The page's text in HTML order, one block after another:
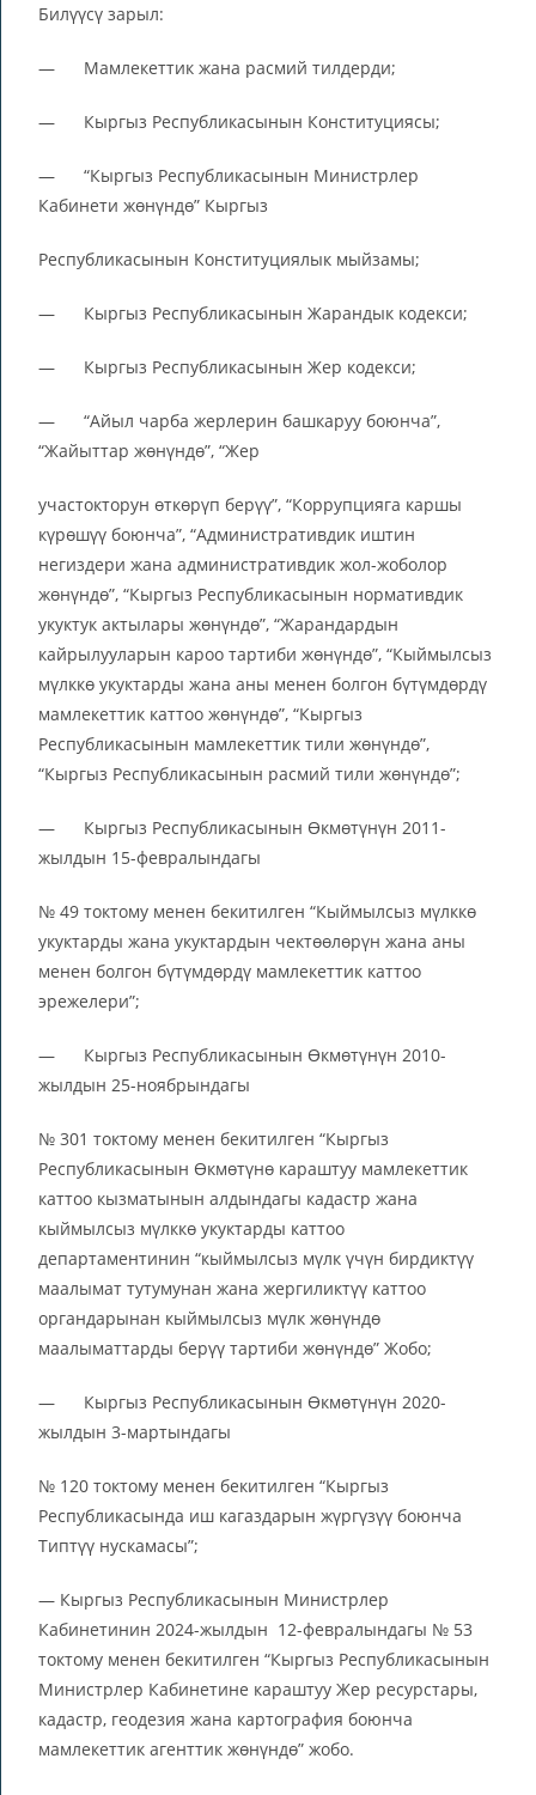
Билүүсү зарыл:
— Мамлекеттик жана расмий тилдерди;
— Кыргыз Республикасынын Конституциясы;
— “Кыргыз Республикасынын Министрлер
Кабинети жөнүндө” Кыргыз
Республикасынын Конституциялык мыйзамы;
— Кыргыз Республикасынын Жарандык кодекси;
— Кыргыз Республикасынын Жер кодекси;
— “Айыл чарба жерлерин башкаруу боюнча”,
“Жайыттар жөнүндө”, “Жер
участокторун өткөрүп берүү”, “Коррупцияга каршы
күрөшүү боюнча”, “Административдик иштин
негиздери жана административдик жол-жоболор
жөнүндө”, “Кыргыз Республикасынын нормативдик
укуктук актылары жөнүндө”, “Жарандардын
кайрылууларын кароо тартиби жөнүндө”, “Кыймылсыз
мүлккө укуктарды жана аны менен болгон бүтүмдөрдү
мамлекеттик каттоо жөнүндө”, “Кыргыз
Республикасынын мамлекеттик тили жөнүндө”,
“Кыргыз Республикасынын расмий тили жөнүндө”;
— Кыргыз Республикасынын Өкмөтүнүн 2011-
жылдын 15-февралындагы
№ 49 токтому менен бекитилген “Кыймылсыз мүлккө
укуктарды жана укуктардын чектөөлөрүн жана аны
менен болгон бүтүмдөрдү мамлекеттик каттоо
эрежелери”;
— Кыргыз Республикасынын Өкмөтүнүн 2010-
жылдын 25-ноябрындагы
№ 301 токтому менен бекитилген “Кыргыз
Республикасынын Өкмөтүнө караштуу мамлекеттик
каттоо кызматынын алдындагы кадастр жана
кыймылсыз мүлккө укуктарды каттоо
департаментинин “кыймылсыз мүлк үчүн бирдиктүү
маалымат тутумунан жана жергиликтүү каттоо
органдарынан кыймылсыз мүлк жөнүндө
маалыматтарды берүү тартиби жөнүндө” Жобо;
— Кыргыз Республикасынын Өкмөтүнүн 2020-
жылдын 3-мартындагы
№ 120 токтому менен бекитилген “Кыргыз
Республикасында иш кагаздарын жүргүзүү боюнча
Типтүү нускамасы”;
— Кыргыз Республикасынын Министрлер
Кабинетинин 2024-жылдын 12-февралындагы № 53
токтому менен бекитилген “Кыргыз Республикасынын
Министрлер Кабинетине караштуу Жер ресурстары,
кадастр, геодезия жана картография боюнча
мамлекеттик агенттик жөнүндө” жобо.